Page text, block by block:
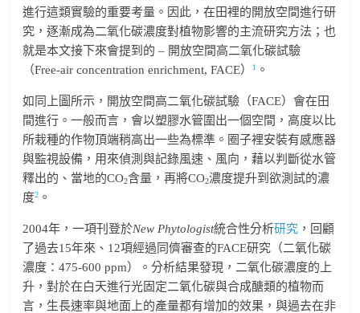
進行這類實驗的重要考量。因此，在田裡的開放空間進行研
究，逐漸成為二氧化碳濃度對植物影響的主流研究方法；也
就是本文接下來會提到的 – 開放空間高二氧化碳試驗
（Free-air concentration enrichment, FACE）
1 。
如同上圖所示，開放空間高二氧化碳試驗（FACE）會在田
間進行。一般而言，會以塑膠水管圍出一個空間，高度以比
所栽種的作物頂端稍高出一些為標準。圈子裡安裝有感應器
與監視設備，用來偵測與記錄風速、風向，藉以判斷從水管
釋出的、當地的CO2含量，再將CO2濃度提升到欲測試的濃
度2 。
2004年，一項刊登於New Phytologist統合性分析研究 ，回顧
了過去15年來、12項經過同儕審查的FACE研究（二氧化碳
濃度：475-600 ppm）。分析結果發現，二氧化碳濃度的上
升，對於在白天進行光固定二氧化碳與合成醣類的植物而
言，生長速率與地面上的產量都有增加的效果，與過去在非